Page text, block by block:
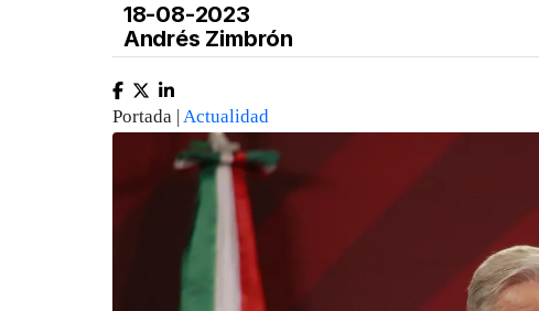
18-08-2023
Andrés Zimbrón
Portada |Actualidad